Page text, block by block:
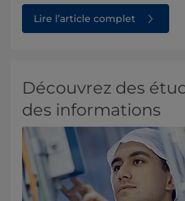
Lire l’article complet
Découvrez des
des informations